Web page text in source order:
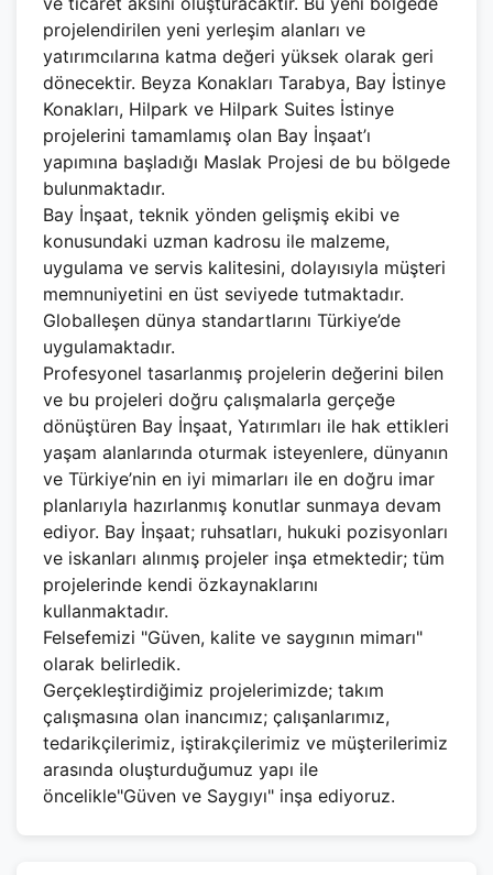
projelendirilen yeni yerleşim alanları ve
yatırımcılarına katma değeri yüksek olarak geri
dönecektir. Beyza Konakları Tarabya, Bay İstinye
Konakları, Hilpark ve Hilpark Suites İstinye
projelerini tamamlamış olan Bay İnşaat’ı
yapımına başladığı Maslak Projesi de bu bölgede
bulunmaktadır.
Bay İnşaat, teknik yönden gelişmiş ekibi ve
konusundaki uzman kadrosu ile malzeme,
uygulama ve servis kalitesini, dolayısıyla müşteri
memnuniyetini en üst seviyede tutmaktadır.
Globalleşen dünya standartlarını Türkiye’de
uygulamaktadır.
Profesyonel tasarlanmış projelerin değerini bilen
ve bu projeleri doğru çalışmalarla gerçeğe
dönüştüren Bay İnşaat, Yatırımları ile hak ettikleri
yaşam alanlarında oturmak isteyenlere, dünyanın
ve Türkiye’nin en iyi mimarları ile en doğru imar
planlarıyla hazırlanmış konutlar sunmaya devam
ediyor. Bay İnşaat; ruhsatları, hukuki pozisyonları
ve iskanları alınmış projeler inşa etmektedir; tüm
projelerinde kendi özkaynaklarını
kullanmaktadır.
Felsefemizi "Güven, kalite ve saygının mimarı"
olarak belirledik.
Gerçekleştirdiğimiz projelerimizde; takım
çalışmasına olan inancımız; çalışanlarımız,
tedarikçilerimiz, iştirakçilerimiz ve müşterilerimiz
arasında oluşturduğumuz yapı ile
öncelikle"Güven ve Saygıyı" inşa ediyoruz.